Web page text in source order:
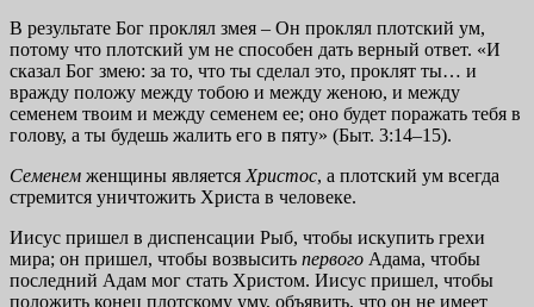
В результате Бог проклял змея – Он проклял плотский ум,
потому что плотский ум не способен дать верный ответ. «И
сказал Бог змею: за то, что ты сделал это, проклят ты… и
вражду положу между тобою и между женою, и между
семенем твоим и между семенем ее; оно будет поражать тебя в
голову, а ты будешь жалить его в пяту» (Быт. 3:14–15).
Семенем женщины являетсяХристос, а плотский ум всегда
стремится уничтожить Христа в человеке.
Иисус пришел в диспенсации Рыб, чтобы искупить грехи
мира; он пришел, чтобы возвысить первого Адама, чтобы
последний Адам мог стать Христом. Иисус пришел, чтобы
положить конец плотскому уму, объявить, что он не имеет